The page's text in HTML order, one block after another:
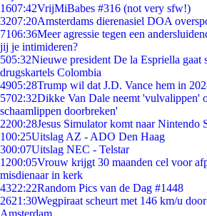
1607:42VrijMiBabes #316 (not very sfw!)
3207:20Amsterdams dierenasiel DOA
7106:36Meer agressie tegen een
jij je intimideren?
505:32Nieuwe president De la Espriella gaat
drugskartels Colombia
4905:28Trump wil dat J.D. Vance hem in
5702:32Dikke Van Dale neemt 'vulvalippen'
schaamlippen doorbreken'
2200:28Jesus Simulator komt naar Nintendo
100:25Uitslag AZ - ADO Den Haag
300:07Uitslag NEC - Telstar
1200:05Vrouw krijgt 30 maanden cel voor
misdienaar in kerk
4322:22Random Pics van de Dag #1448
2621:30Wegpiraat scheurt met 146 km/u
Amsterdam